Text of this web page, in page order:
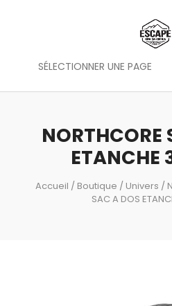
SÉLECTIONNER UNE PAGE
NORTHCORE
ETANCHE
Accueil / Boutique / Univers /
SAC A DOS